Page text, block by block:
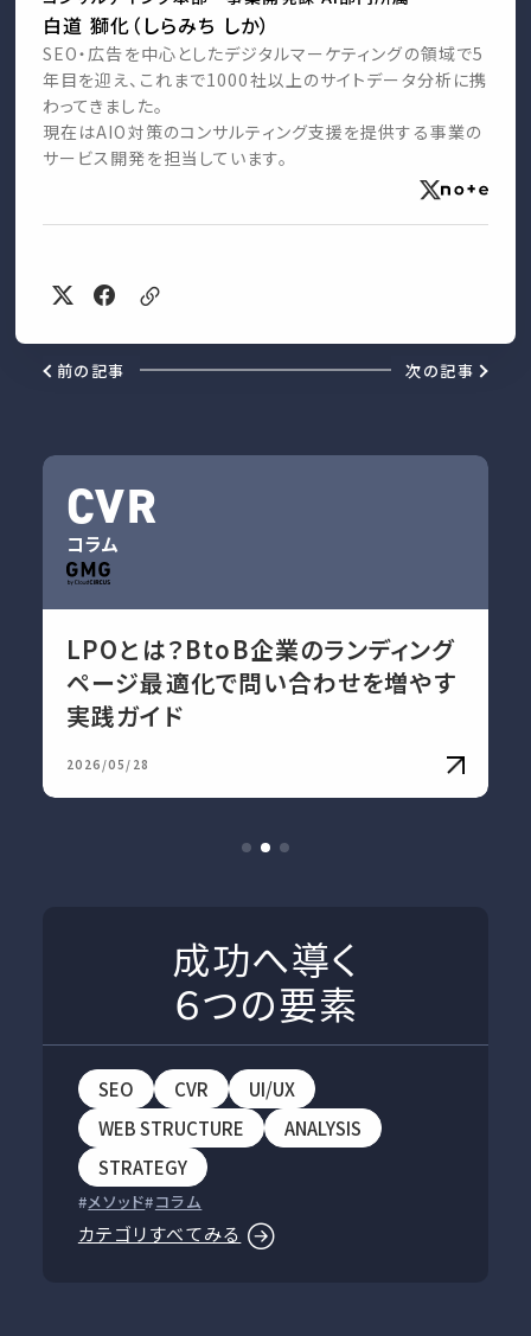
白道 獅化（しらみち しか）
SEO・広告を中心としたデジタルマーケティングの領域で5
年目を迎え、これまで1000社以上のサイトデータ分析に携
わってきました。
現在はAIO対策のコンサルティング支援を提供する事業の
サービス開発を担当しています。
前の記事 次の記事
CVR
コラム
LPOとは？BtoB企業のランディング
ページ最適化で問い合わせを増やす
実践ガイド
2026/05/28
成功へ導く
６つの要素
SEO CVR
UI/UX
WEB STRUCTURE
ANALYSIS
STRATEGY
メソッド コラム
カテゴリすべてみる